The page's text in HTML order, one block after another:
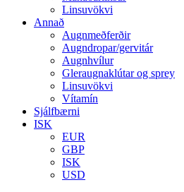
Linsuvökvi
Annað
Augnmeðferðir
Augndropar/gervitár
Augnhvílur
Gleraugnaklútar og sprey
Linsuvökvi
Vítamín
Sjálfbærni
ISK
EUR
GBP
ISK
USD